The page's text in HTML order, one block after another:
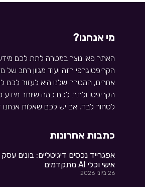
מי אנחנו?
האתר פאי נוצר במטרה לתת לכם
הקריפטוגרפי הזה ועוד מגוון רחב של
אחרים, המטרה שלנו היא לעזור לכם
הקריפטו ולתת לכם כמה שיותר מידע
לסחור לבד, אם יש לכם שאלות אנחנו
כתבות אחרונות
אפגרייד נכסים דיגיטליים: בונים עסק
אישי וכלי AI מתקדמים
26 ביוני 2026